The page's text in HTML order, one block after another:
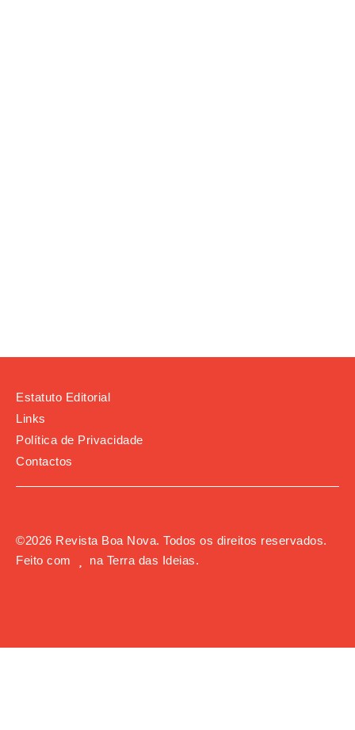
Estatuto Editorial
Links
Política de Privacidade
Contactos
©2026 Revista Boa Nova. Todos os direitos reservados.
Feito com
na Terra das Ideias.